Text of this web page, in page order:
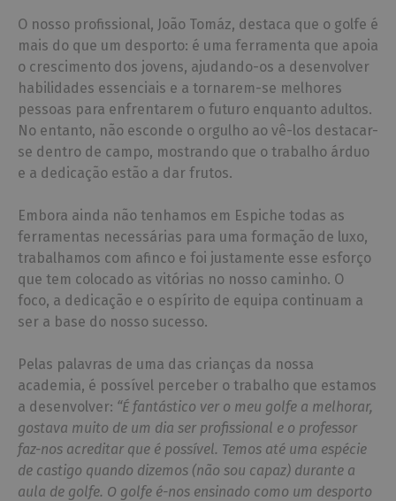
O nosso profissional, João Tomáz, destaca que o golfe é
mais do que um desporto: é uma ferramenta que apoia
o crescimento dos jovens, ajudando-os a desenvolver
habilidades essenciais e a tornarem-se melhores
pessoas para enfrentarem o futuro enquanto adultos.
No entanto, não esconde o orgulho ao vê-los destacar-
se dentro de campo, mostrando que o trabalho árduo
e a dedicação estão a dar frutos.
Embora ainda não tenhamos em Espiche todas as
ferramentas necessárias para uma formação de luxo,
trabalhamos com afinco e foi justamente esse esforço
que tem colocado as vitórias no nosso caminho. O
foco, a dedicação e o espírito de equipa continuam a
ser a base do nosso sucesso.
Pelas palavras de uma das crianças da nossa
academia, é possível perceber o trabalho que estamos
a desenvolver: “É fantástico ver o meu golfe a melhorar,
gostava muito de um dia ser profissional e o professor
faz-nos acreditar que é possível. Temos até uma espécie
de castigo quando dizemos (não sou capaz) durante a
aula de golfe. O golfe é-nos ensinado como um desporto